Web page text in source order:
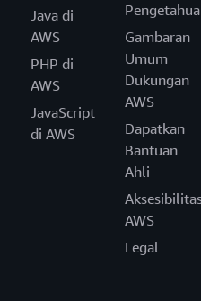
Java di
AWS
PHP di
AWS
JavaScript
di AWS
Gambaran
Umum
Dukungan
AWS
Dapatkan
Bantuan
Ahli
AWS
Legal